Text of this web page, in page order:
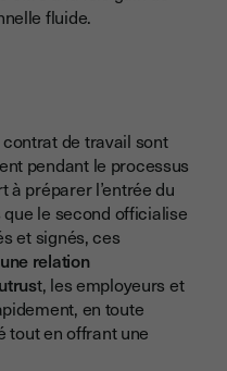
fluide.
de travail sont
pendant le processus
préparer l’entrée du
que le second officialise
et signés, ces
relation
t, les employeurs et
en toute
tout en offrant une